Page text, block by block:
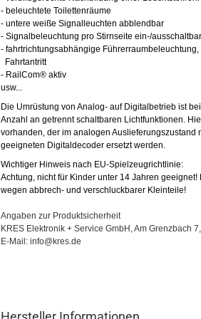
- beleuchtete Toilettenräume
- untere weiße Signalleuchten abblendbar
- Signalbeleuchtung pro Stirnseite ein-/ausschaltbar
- fahrtrichtungsabhängige
Fahrtantritt
- RailCom® aktiv
usw...
Die Umrüstung von Analog- auf Digitalbetrieb ist
Anzahl an getrennt schaltbaren Lichtfunktionen.
vorhanden, der im analogen
geeigneten Digitaldecoder ersetzt werden.
Wichtiger Hinweis nach EU-Spielzeugrichtlinie:
Achtung, nicht für Kinder unter 14 Jahren
wegen abbrech- und verschluckbarer Kleinteile!
Angaben zur Produktsicherheit
​​​​​​​KRES Elektronik + Service GmbH, Am Grenzbach
E-Mail: info@kres.de